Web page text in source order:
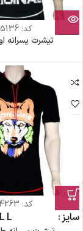
کد:
تیشرت پسرانه
کد:
سایز L